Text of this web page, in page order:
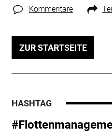
Kommentare
ZUR STARTSEITE
HASHTAG